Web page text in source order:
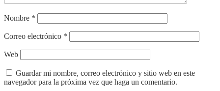
Nombre *
Correo electrónico *
Web
Guardar mi nombre, correo electrónico y sitio web en este
navegador para la próxima vez que haga un comentario.